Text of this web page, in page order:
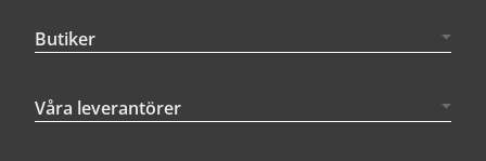
Butiker
Våra leverantörer